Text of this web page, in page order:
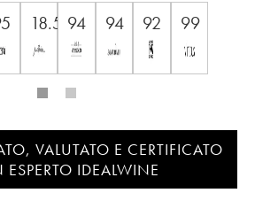
18.5 94 94 92 99
VALUTATO E CERTIFICATO
IDEALWINE